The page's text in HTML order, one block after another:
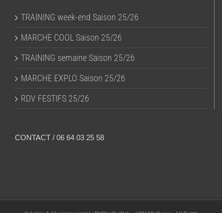
TRAINING week-end Saison 25/26
MARCHE COOL Saison 25/26
TRAINING semaine Saison 25/26
MARCHE EXPLO Saison 25/26
RDV FESTIFS 25/26
CONTACT / 06 64 03 25 58